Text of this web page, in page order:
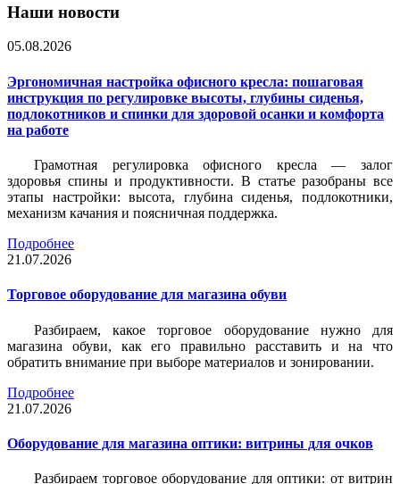
Наши новости
05.08.2026
Эргономичная настройка офисного кресла: пошаговая
инструкция по регулировке высоты, глубины сиденья,
подлокотников и спинки для здоровой осанки и комфорта
на работе
Грамотная регулировка офисного кресла — залог
здоровья спины и продуктивности. В статье разобраны все
этапы настройки: высота, глубина сиденья, подлокотники,
механизм качания и поясничная поддержка.
Подробнее
21.07.2026
Торговое оборудование для магазина обуви
Разбираем, какое торговое оборудование нужно для
магазина обуви, как его правильно расставить и на что
обратить внимание при выборе материалов и зонировании.
Подробнее
21.07.2026
Оборудование для магазина оптики: витрины для очков
Разбираем торговое оборудование для оптики: от витрин